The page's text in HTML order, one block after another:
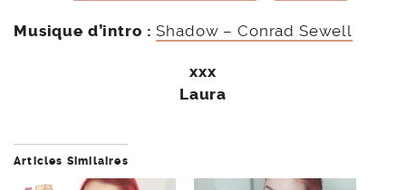
Musique d’intro : Shadow – Conrad Sewell
xxx
Laura
Articles Similaires